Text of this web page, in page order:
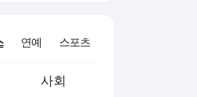
연예 스포츠
사회